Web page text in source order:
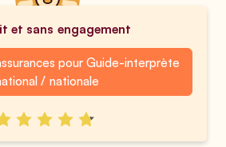
et sans engagement
pour Guide-interprète
/ nationale